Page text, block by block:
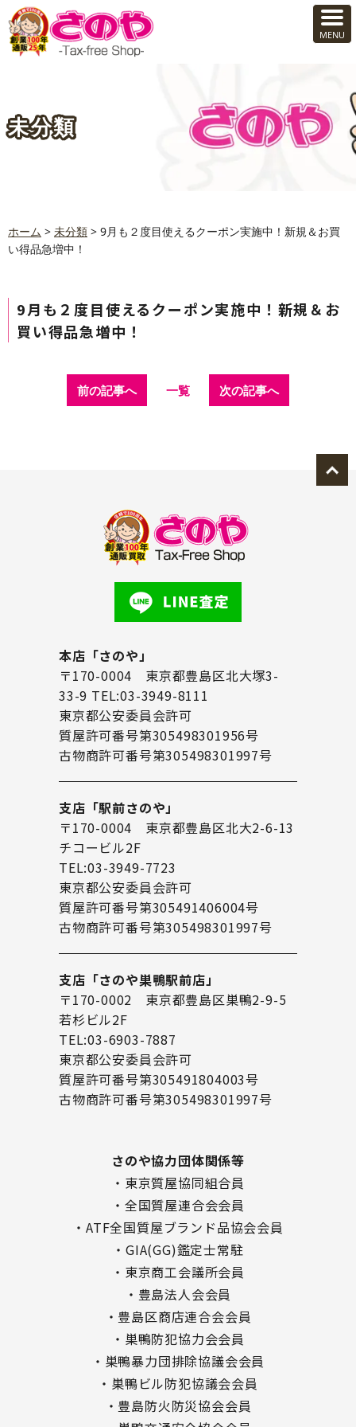
未分類
ホーム > 未分類 > 9月も２度目使えるクーポン実施中！新規＆お買
い得品急増中！
9月も２度目使えるクーポン実施中！新規＆お
買い得品急増中！
前の記事へ 一覧 次の記事へ
本店「さのや」
〒170-0004 東京都豊島区北大塚3-
33-9 TEL:03-3949-8111
東京都公安委員会許可
質屋許可番号第305498301956号
古物商許可番号第305498301997号
支店「駅前さのや」
〒170-0004 東京都豊島区北大2-6-13
チコービル2F
TEL:03-3949-7723
東京都公安委員会許可
質屋許可番号第305491406004号
古物商許可番号第305498301997号
支店「さのや巣鴨駅前店」
〒170-0002 東京都豊島区巣鴨2-9-5
若杉ビル2F
TEL:03-6903-7887
東京都公安委員会許可
質屋許可番号第305491804003号
古物商許可番号第305498301997号
さのや協力団体関係等
・東京質屋協同組合員
・全国質屋連合会会員
・ATF全国質屋ブランド品協会会員
・GIA(GG)鑑定士常駐
・東京商工会議所会員
・豊島法人会会員
・豊島区商店連合会会員
・巣鴨防犯協力会会員
・巣鴨暴力団排除協議会会員
・巣鴨ビル防犯協議会会員
・豊島防火防災協会会員